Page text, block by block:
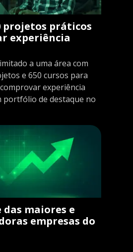
projetos práticos
experiência
a uma área com
e 650 cursos para
experiência
portfólio de destaque no
das maiores e
empresas do